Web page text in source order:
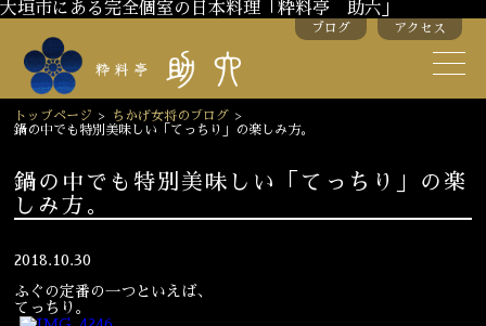
大垣市にある完全個室の日本料理「粋料亭 助六」
ブログ アクセス
トップページ > ちかげ女将のブログ >
鍋の中でも特別美味しい「てっちり」の楽しみ方。
鍋の中でも特別美味しい「てっちり」の楽
しみ方。
2018.10.30
ふぐの定番の一つといえば、
てっちり。
スタッフ紹介
季節のお料理 お弁当
お飲み物